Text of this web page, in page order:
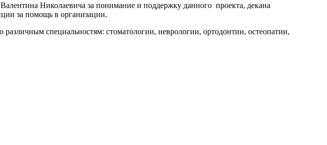
Николаевича за понимание и поддержку данного проекта, декана
за помощь в организации.
специальностям: стоматологии, неврологии, ортодонтии, остеопатии,